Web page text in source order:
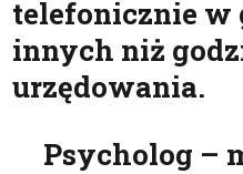
telefonicznie w
innych niż
urzędowania.
Psycholog –